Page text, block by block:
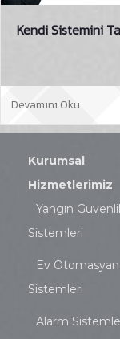
Kendi Sistemini
Devamını Oku
Kurumsal
Hizmetlerimiz
Yangın
Sistemleri
Ev Otomasyan
Sistemleri
Alarm